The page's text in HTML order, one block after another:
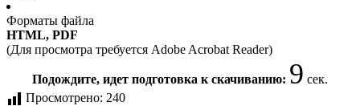
Форматы файла
HTML, PDF
(Для просмотра требуется Adobe Acrobat Reader)
Подождите, идет подготовка к скачиванию: 9 сек.
Просмотрено: 240